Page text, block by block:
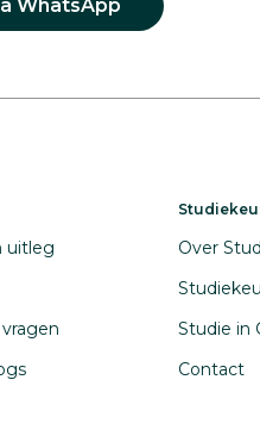
WhatsApp
uitleg
Over
Studie in
Contact